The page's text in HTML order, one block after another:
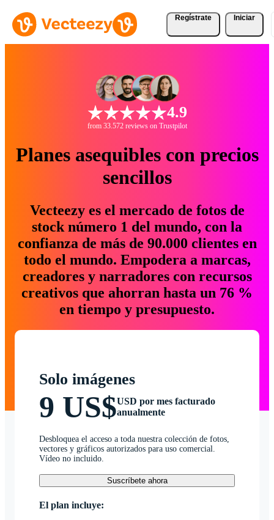
Regístrate Iniciar
4.9
from 33.572 reviews on Trustpilot
Planes asequibles con precios
sencillos
Vecteezy es el mercado de fotos de
stock número 1 del mundo, con la
confianza de más de 90.000 clientes en
todo el mundo. Empodera a marcas,
creadores y narradores con recursos
creativos que ahorran hasta un 76 %
en tiempo y presupuesto.
Solo imágenes
9 US$USD por mes facturado
anualmente
Desbloquea el acceso a toda nuestra colección de fotos,
vectores y gráficos autorizados para uso comercial.
Vídeo no incluido.
Suscríbete ahora
El plan incluye: